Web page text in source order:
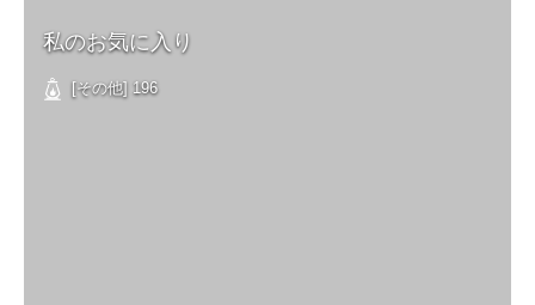
私のお気に入り
[その他] 196